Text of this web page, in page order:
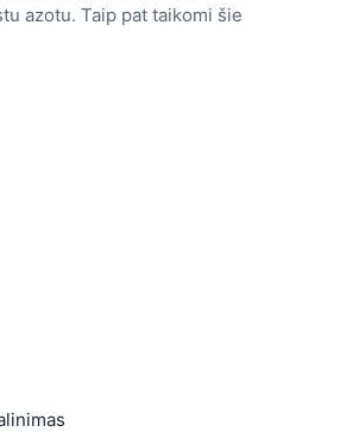
azotu. Taip pat taikomi šie